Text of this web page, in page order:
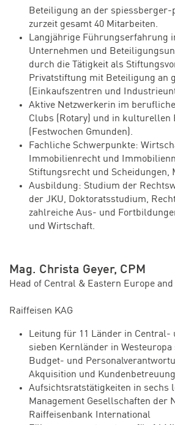
Beteiligung an der
zurzeit gesamt 40 Mitarbeiten.
Langjährige Führungserfahrung
Unternehmen und
durch die Tätigkeit als
Privatstiftung mit Beteiligung an
(Einkaufszentren und
Aktive Netzwerkerin im
Clubs (Rotary) und in kulturellen
(Festwochen Gmunden).
Fachliche Schwerpunkte:
Immobilienrecht und
Stiftungsrecht und Scheidungen,
Ausbildung: Studium der
der JKU, Doktoratsstudium,
zahlreiche Aus- und
und Wirtschaft.
Mag. Christa Geyer, CPM
Head of Central & Eastern Europe
Raiffeisen KAG
Leitung für 11 Länder in Central-
sieben Kernländer in
Budget- und
Akquisition und Kundenbetreuung
Aufsichtsratstätigkeiten in sechs
Management Gesellschaften der
Raiffeisenbank International